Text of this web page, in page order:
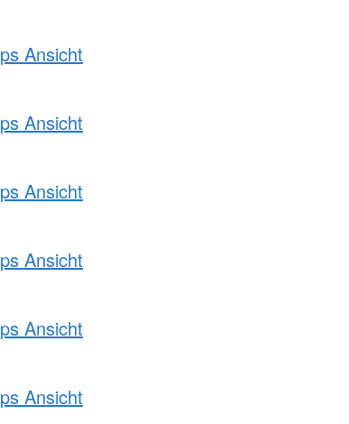
Ansicht
Ansicht
Ansicht
Ansicht
Ansicht
Ansicht